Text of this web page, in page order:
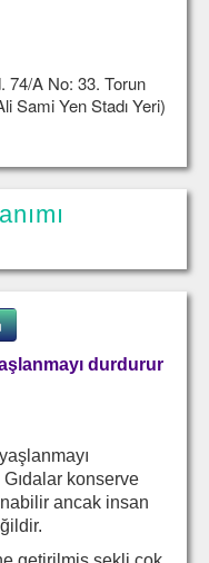
74/A No: 33. Torun
Sami Yen Stadı Yeri)
durdurur
konserve
ancak insan